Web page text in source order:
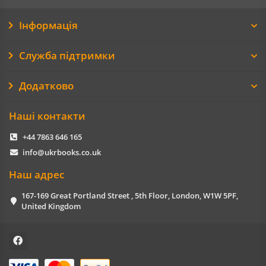
Інформація
Служба підтримки
Додатково
Наші контакти
+44 7863 646 165
info@ukrbooks.co.uk
Наш адрес
167-169 Great Portland Street , 5th Floor, London, W1W 5PF,
United Kingdom